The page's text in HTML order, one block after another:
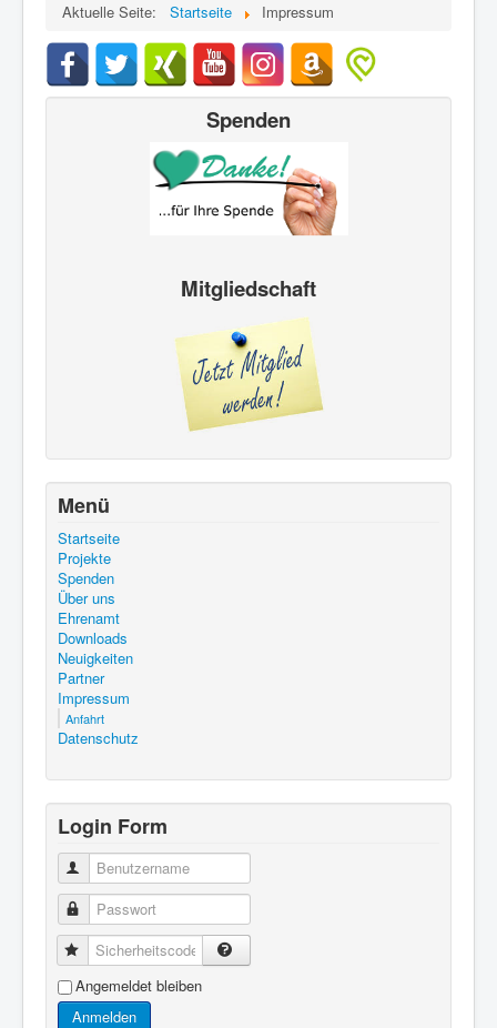
Aktuelle Seite: Startseite Impressum
Spenden
Mitgliedschaft
Menü
Startseite
Projekte
Spenden
Über uns
Ehrenamt
Downloads
Neuigkeiten
Partner
Impressum
Anfahrt
Datenschutz
Login Form
Benutzername
Passwort
Sicherheitscode
Angemeldet bleiben
Anmelden